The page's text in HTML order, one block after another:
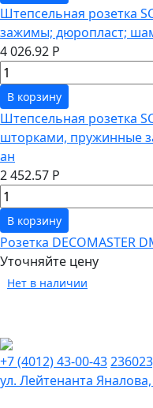
Штепсельная розетка
зажимы; дюропласт;
4 026.92 Р
В корзину
Штепсельная розетка
шторками, пружинные
ан
2 452.57 Р
В корзину
Розетка DECOMASTER
Уточняйте цену
Нет в наличии
+7 (4012) 43-00-43
ул. Лейтенанта